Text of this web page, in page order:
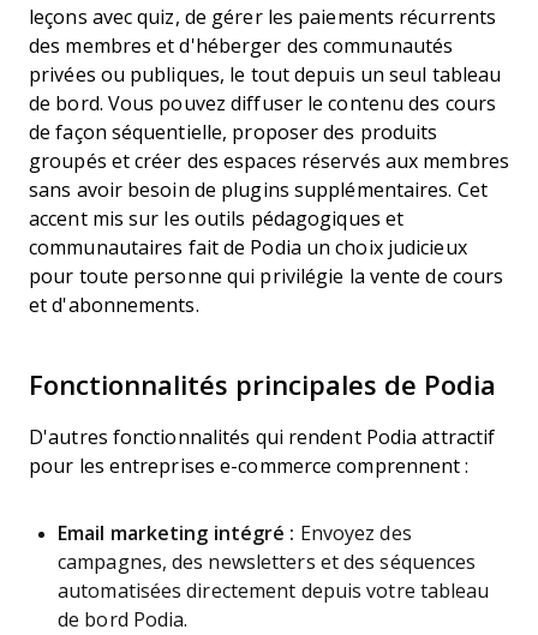
leçons avec quiz, de gérer les paiements récurrents
des membres et d'héberger des communautés
privées ou publiques, le tout depuis un seul tableau
de bord. Vous pouvez diffuser le contenu des cours
de façon séquentielle, proposer des produits
groupés et créer des espaces réservés aux membres
sans avoir besoin de plugins supplémentaires. Cet
accent mis sur les outils pédagogiques et
communautaires fait de Podia un choix judicieux
pour toute personne qui privilégie la vente de cours
et d'abonnements.
Fonctionnalités principales de Podia
D'autres fonctionnalités qui rendent Podia attractif
pour les entreprises e-commerce comprennent :
Email marketing intégré : Envoyez des
campagnes, des newsletters et des séquences
automatisées directement depuis votre tableau
de bord Podia.